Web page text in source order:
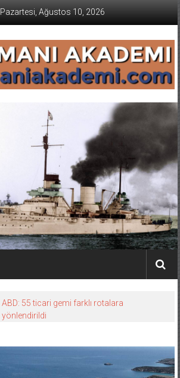
Pazartesi, Ağustos 10, 2026
ABD: 55 ticari gemi farklı rotalara
yönlendirildi